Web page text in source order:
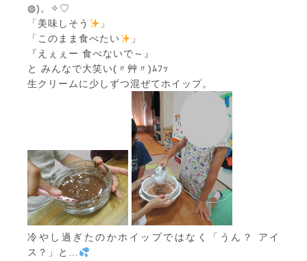
◍)。✧♡
「美味しそう
」
「このまま食べたい
」
『えぇぇー 食べないで～』
と みんなで大笑い(〃艸〃)ﾑﾌｯ
生クリームに少しずつ混ぜてホイップ。
冷やし過ぎたのかホイップではなく「うん？ アイ
ス？」と…